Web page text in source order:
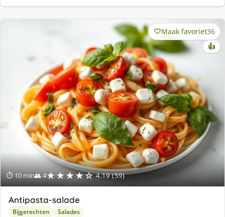
⏱ 10 min👥 4★★★★☆ 4.19 (59)
Maak favoriet36
👍
Antipasta-salade
Bijgerechten Salades